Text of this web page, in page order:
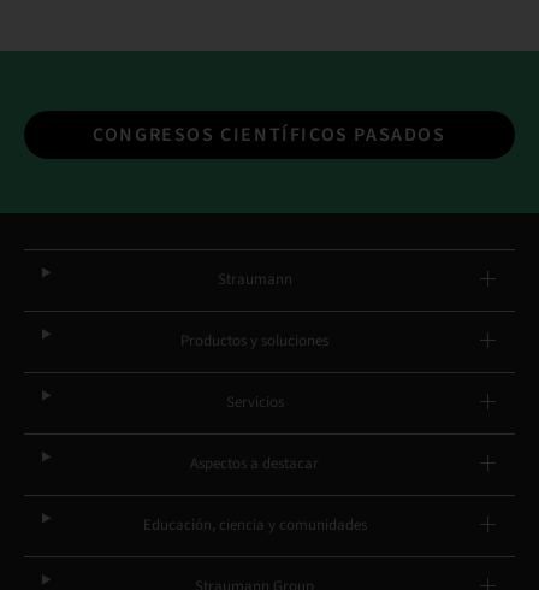
CONGRESOS CIENTÍFICOS PASADOS
Straumann
Productos y soluciones
Servicios
Aspectos a destacar
Educación, ciencia y comunidades